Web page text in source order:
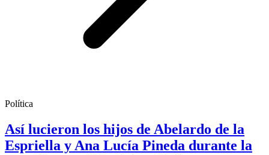
Política
Así lucieron los hijos de Abelardo de la
Espriella y Ana Lucía Pineda durante la